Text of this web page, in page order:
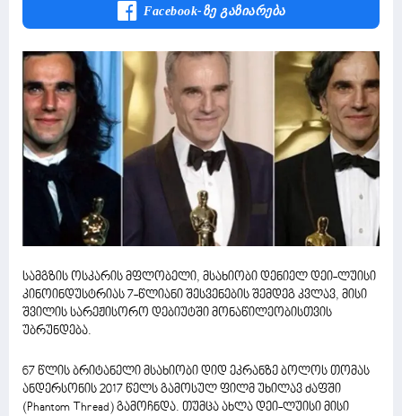
Facebook-Ზე Გაზიარება
სამგზის ოსკარის მფლობელი, მსახიობი დენიელ დეი-ლუისი
კინოინდუსტრიას 7-წლიანი შესვენების შემდეგ კვლავ, მისი
შვილის სარეჟისორო დებიუტში მონაწილეობისთვის
უბრუნდება.
67 წლის ბრიტანელი მსახიობი დიდ ეკრანზე ბოლოს თომას
ანდერსონის 2017 წელს გამოსულ ფილმ უხილავ ძაფში
(Phantom Thread) გამოჩნდა. თუმცა ახლა დეი-ლუისი მისი